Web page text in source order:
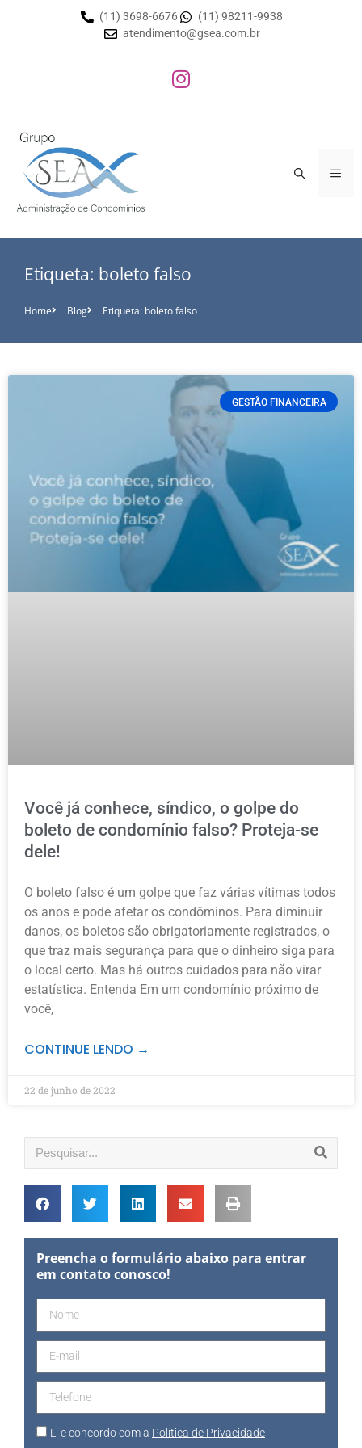
(11) 3698-6676
(11) 98211-9938
atendimento@gsea.com.br
Etiqueta: boleto falso
Home Blog Etiqueta: boleto falso
GESTÃO FINANCEIRA
Você já conhece, síndico, o golpe do
boleto de condomínio falso? Proteja-se
dele!
O boleto falso é um golpe que faz várias vítimas todos
os anos e pode afetar os condôminos. Para diminuir
danos, os boletos são obrigatoriamente registrados, o
que traz mais segurança para que o dinheiro siga para
o local certo. Mas há outros cuidados para não virar
estatística. Entenda Em um condomínio próximo de
você,
CONTINUE LENDO →
22 de junho de 2022
Preencha o formulário abaixo para entrar
em contato conosco!
Li e concordo com a Política de Privacidade